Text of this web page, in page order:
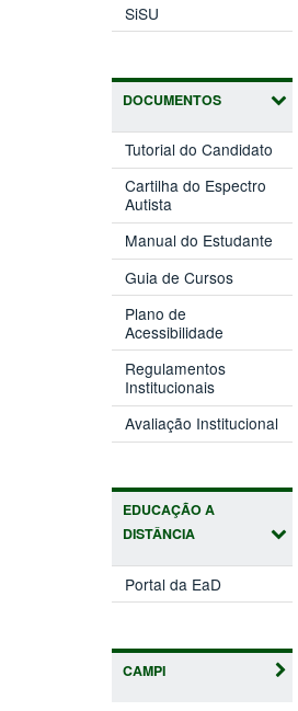
SiSU
DOCUMENTOS
Tutorial do Candidato
Cartilha do Espectro
Autista
Manual do Estudante
Guia de Cursos
Plano de
Acessibilidade
Regulamentos
Institucionais
Avaliação Institucional
EDUCAÇÃO A
DISTÂNCIA
Portal da EaD
CAMPI